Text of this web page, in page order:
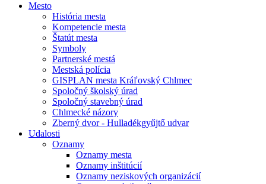
Mesto
História mesta
Kompetencie mesta
Štatút mesta
Symboly
Partnerské mestá
Mestská polícia
GISPLAN mesta Kráľovský Chlmec
Spoločný školský úrad
Spoločný stavebný úrad
Chlmecké názory
Zberný dvor - Hulladékgyűjtő udvar
Udalosti
Oznamy
Oznamy mesta
Oznamy inštitúcií
Oznamy neziskových organizácií